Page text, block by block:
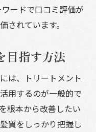
ードで口コミ評価が
されています。
目指す方法
は、トリートメント
用するのが一般的で
根本から改善したい
質をしっかり把握し